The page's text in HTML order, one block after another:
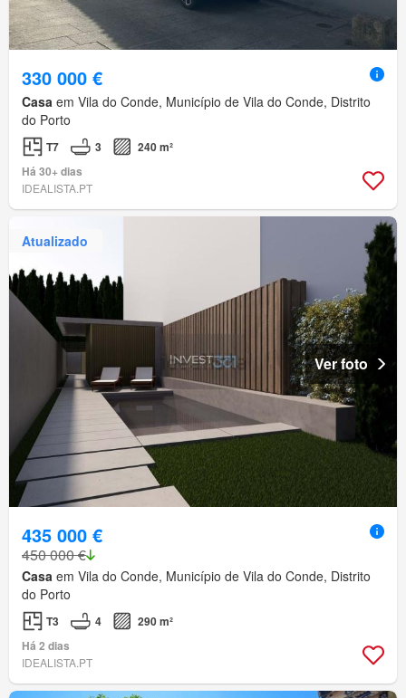
330 000 €
Casa em Vila do Conde, Município de Vila do Conde, Distrito
do Porto
T7 3
240 m²
Há 30+ dias
IDEALISTA.PT
Atualizado
Ver foto
435 000 €
450 000 €
Casa em Vila do Conde, Município de Vila do Conde, Distrito
do Porto
T3 4
290 m²
Há 2 dias
IDEALISTA.PT